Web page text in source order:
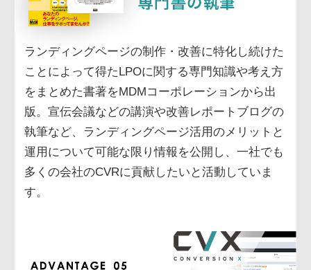
ランディングページの制作・改善に特化し続けた
ことによって得たLPOに関する専門知識や考え方
をまとめた書著をMDMコーポレーションから出
版。宣伝会議などの講演や改善レポートブログの
執筆など、ランディングページ活用のメリットと
運用について可能な限り情報を公開し、一社でも
多くの会社のCVRに貢献したいと活動していま
す。